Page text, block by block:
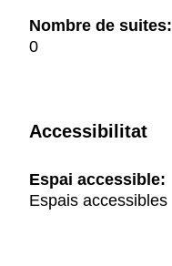
Nombre de suites:
0
Accessibilitat
Espai accessible:
Espais accessibles